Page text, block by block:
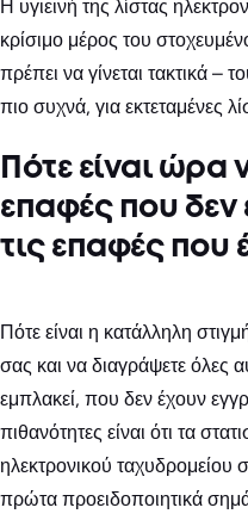
Η υγιεινή της λίστας
κρίσιμο μέρος του
πρέπει να γίνεται τακτικά –
πιο συχνά, για εκτεταμένες
Πότε είναι ώρα
επαφές που δεν
τις επαφές που
Πότε είναι η κατάλληλη
σας και να διαγράψετε όλες
εμπλακεί, που δεν έχουν
πιθανότητες είναι ότι τα
ηλεκτρονικού ταχυδρομείου
πρώτα προειδοποιητικά